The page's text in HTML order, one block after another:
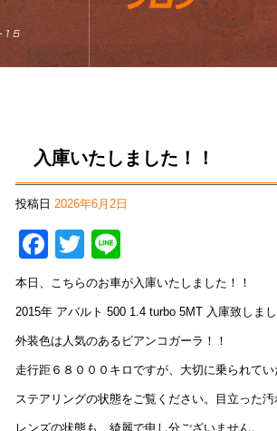
入庫いたしました！！
投稿日 2026年6月2日
Facebook
Twitter
本日、こちらのお車が入庫いたしました！！
2015年 アバルト 500 1.4 turbo 5MT 入庫致しま
外装色は人気のあるビアンコガーラ！！
走行距６８０００キロですが、大切に乗られて
ステアリングの状態をご覧ください。目立った
レンズの状態も、綺麗で申し分ございません。